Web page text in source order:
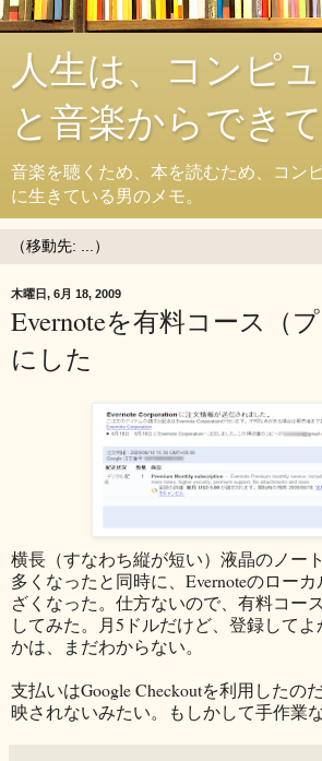
人生は、コンピ
と音楽からできて
音楽を聴くため、本を読むため、コン
に生きている男のメモ。
木曜日, 6月 18, 2009
Evernoteを有料コース（
にした
横長（すなわち縦が短い）液晶のノー
多くなったと同時に、Evernoteのロー
ざくなった。仕方ないので、有料コー
してみた。月5ドルだけど、登録して
かは、まだわからない。
支払いはGoogle Checkoutを利用したの
映されないみたい。もしかして手作業な